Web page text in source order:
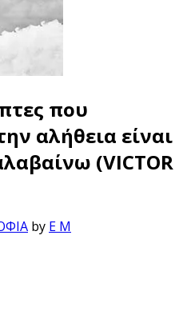
που
αλήθεια είναι
(VICTOR
by E M